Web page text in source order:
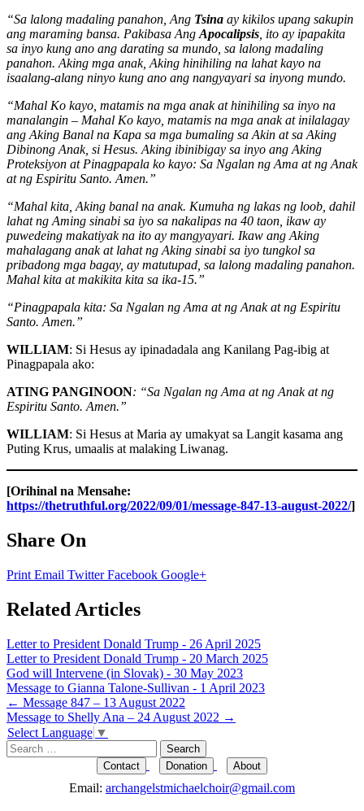
“Sa lalong madaling panahon, Ang Tsina ay kikilos upang sakupin
ang maraming bansa. Pakibasa Ang Apocalipsis , ito ay ipapakita
sa inyo kung ano ang darating sa mundo, sa lalong madaling
panahon. Aking mga anak, Aking hinihiling na lahat kayo na
isaalang-alang ninyo kung ano ang nangyayari sa inyong mundo.
“Mahal Ko kayo, matamis na mga anak at hinihiling sa inyo na
manalangin – Mahal Ko kayo, matamis na mga anak at inilalagay
ang Aking Banal na Kapa sa mga bumaling sa Akin at sa Aking
Dibinong Anak, si Hesus. Aking ibinibigay sa inyo ang Aking
Proteksiyon at Pinagpapala ko kayo: Sa Ngalan ng Ama at ng Anak
at ng Espiritu Santo. Amen.”
“Mahal kita, Aking banal na anak. Kumuha ng lakas ng loob, dahil
lahat ng Aming sinabi sa iyo sa nakalipas na 40 taon, ikaw ay
puwedeing makatiyak na ito ay mangyayari. Ikaw ang Aking
mahalagang anak at lahat ng Aking sinabi sa iyo tungkol sa
pribadong mga bagay, ay matutupad, sa lalong madaling panahon.
Mahal kita at makikita kita sa ika-15.”
“Pinagpapala kita: Sa Ngalan ng Ama at ng Anak at ng Espiritu
Santo. Amen.”
WILLIAM: Si Hesus ay ipinadadala ang Kanilang Pag-ibig at
Pinagpapala ako:
ATING PANGINOON: “Sa Ngalan ng Ama at ng Anak at ng
Espiritu Santo. Amen.”
WILLIAM: Si Hesus at Maria ay umakyat sa Langit kasama ang
Puting Krus, umaalis at malaking Liwanag.
[Orihinal na Mensahe:
https://thetruthful.org/2022/09/01/message-847-13-august-2022/]
Share On
Print Email TwitterFacebook Google+
Related Articles
Letter to President Donald Trump - 26 April 2025
Letter to President Donald Trump - 20 March 2025
God will Intervene (in Slovak) - 30 May 2023
Message to Gianna Talone-Sullivan - 1 April 2023
Post
navigation
← Message 847 – 13 August 2022
Message to Shelly Ana – 24 August 2022 →
Select Language ▼
Search
for:
Contact Donation About
Email: archangelstmichaelchoir@gmail.com